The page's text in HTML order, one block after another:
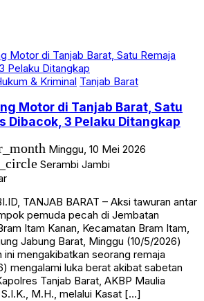
& Kriminal Tanjab Barat
Motor di Tanjab Barat, Satu
Dibacok, 3 Pelaku Ditangkap
Minggu, 10 Mei 2026
Serambi Jambi
TANJAB BARAT – Aksi tawuran antar
pemuda pecah di Jembatan
Itam Kanan, Kecamatan Bram Itam,
Jabung Barat, Minggu (10/5/2026)
ini mengakibatkan seorang remaja
mengalami luka berat akibat sabetan
Tanjab Barat, AKBP Maulia
M.H., melalui Kasat […]